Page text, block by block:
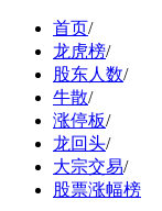
首页/
龙虎榜/
股东人数/
牛散/
涨停板/
龙回头/
大宗交易/
股票涨幅榜